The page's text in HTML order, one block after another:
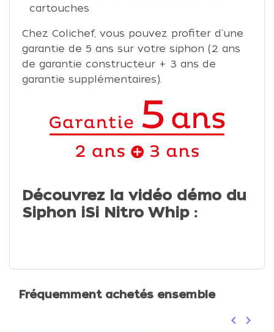
cartouches
Chez Colichef, vous pouvez profiter d'une
garantie de 5 ans sur votre siphon (2 ans
de garantie constructeur + 3 ans de
garantie supplémentaires).
Découvrez la vidéo démo du
Siphon iSi Nitro Whip :
Fréquemment achetés ensemble
Précédent
keyboard_arrow_left keyboard_arrow_right